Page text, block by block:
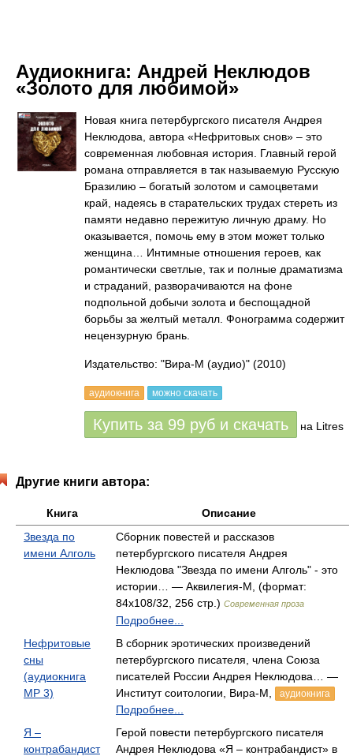
Аудиокнига: Андрей Неклюдов
«Золото для любимой»
Новая книга петербургского писателя Андрея
Неклюдова, автора «Нефритовых снов» – это
современная любовная история. Главный герой
романа отправляется в так называемую Русскую
Бразилию – богатый золотом и самоцветами
край, надеясь в старательских трудах стереть из
памяти недавно пережитую личную драму. Но
оказывается, помочь ему в этом может только
женщина… Интимные отношения героев, как
романтически светлые, так и полные драматизма
и страданий, разворачиваются на фоне
подпольной добычи золота и беспощадной
борьбы за желтый металл. Фонограмма содержит
нецензурную брань.
Издательство: "Вира-М (аудио)" (2010)
аудиокнига можно скачать
Купить за 99 руб и скачать на Litres
Другие книги автора:
Книга
Описание
Звезда по
имени Алголь
Сборник повестей и рассказов
петербургского писателя Андрея
Неклюдова "Звезда по имени Алголь" - это
истории… — Аквилегия-М, (формат:
84x108/32, 256 стр.) Современная проза
Подробнее...
Нефритовые
сны
(аудиокнига
МР 3)
В сборник эротических произведений
петербургского писателя, члена Союза
писателей России Андрея Неклюдова… —
Институт соитологии, Вира-М,
аудиокнига
Подробнее...
Я –
контрабандист
Герой повести петербургского писателя
Андрея Неклюдова «Я – контрабандист» в